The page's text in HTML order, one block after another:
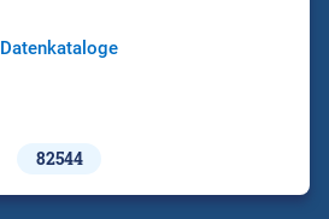
Datenkataloge
82544